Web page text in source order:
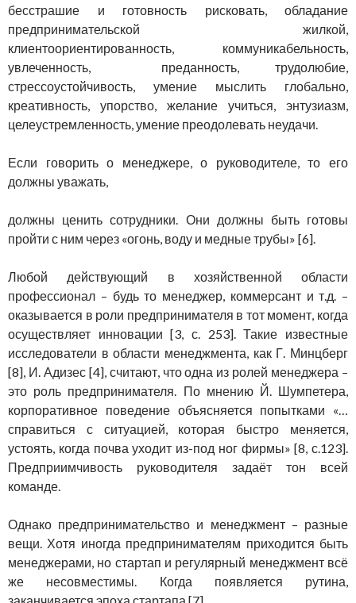
бесстрашие и готовность рисковать, обладание
предпринимательской жилкой,
клиентоориентированность, коммуникабельность,
увлеченность, преданность, трудолюбие,
стрессоустойчивость, умение мыслить глобально,
креативность, упорство, желание учиться, энтузиазм,
целеустремленность, умение преодолевать неудачи.
Если говорить о менеджере, о руководителе, то его
должны уважать,
должны ценить сотрудники. Они должны быть готовы
пройти с ним через «огонь, воду и медные трубы» [6].
Любой действующий в хозяйственной области
профессионал – будь то менеджер, коммерсант и т.д. –
оказывается в роли предпринимателя в тот момент, когда
осуществляет инновации [3, с. 253]. Такие известные
исследователи в области менеджмента, как Г. Минцберг
[8], И. Адизес [4], считают, что одна из ролей менеджера –
это роль предпринимателя. По мнению Й. Шумпетера,
корпоративное поведение объясняется попытками «…
справиться с ситуацией, которая быстро меняется,
устоять, когда почва уходит из-под ног фирмы» [8, с.123].
Предприимчивость руководителя задаёт тон всей
команде.
Однако предпринимательство и менеджмент – разные
вещи. Хотя иногда предпринимателям приходится быть
менеджерами, но стартап и регулярный менеджмент всё
же несовместимы. Когда появляется рутина,
заканчивается эпоха стартапа [7].